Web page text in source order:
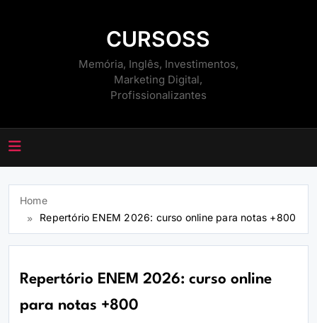
CURSOSS
Memória, Inglês, Investimentos,
Marketing Digital,
Profissionalizantes
Home
Repertório ENEM 2026: curso online para notas +800
Repertório ENEM 2026: curso online
para notas +800